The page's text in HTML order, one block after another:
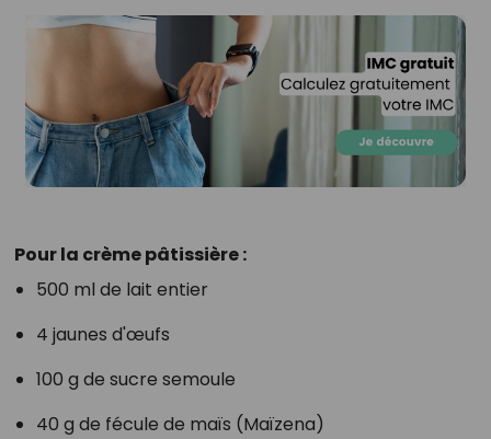
Pour la crème pâtissière :
500 ml de lait entier
4 jaunes d'œufs
100 g de sucre semoule
40 g de fécule de maïs (Maïzena)